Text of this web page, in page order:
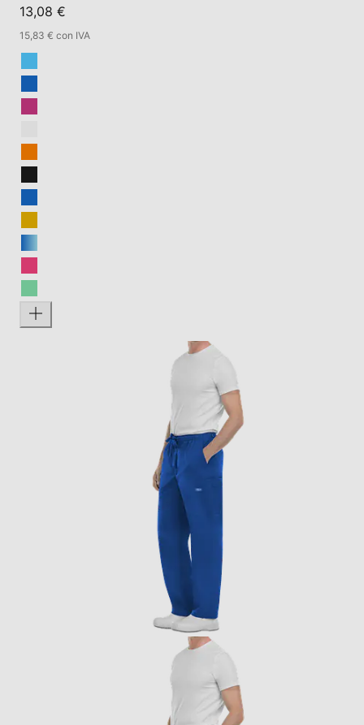
13,08 €
15,83 € con IVA